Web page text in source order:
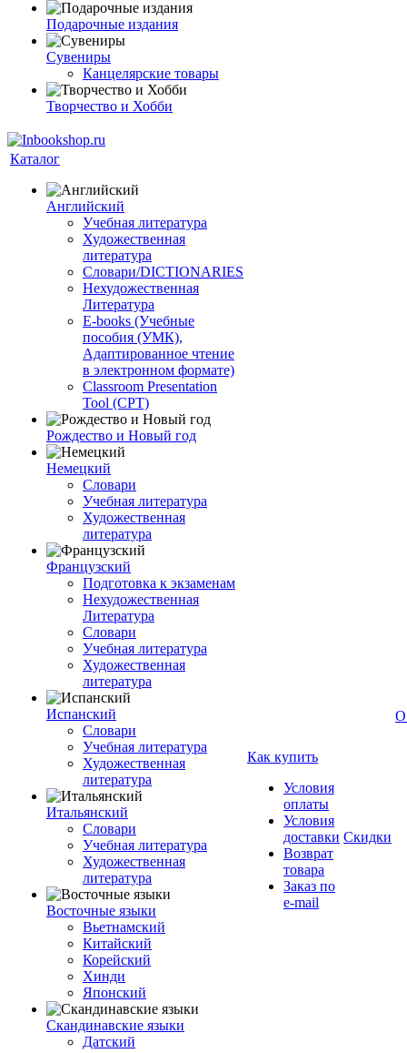
Подарочные издания
Сувениры
Канцелярские товары
Творчество и Хобби
Каталог
Английский
Учебная литература
Художественная
литература
Словари/DICTIONARIES
Нехудожественная
Литература
E-books (Учебные
пособия (УМК),
Адаптированное чтение
в электронном формате)
Classroom Presentation
Tool (CPT)
Рождество и Новый год
Немецкий
Словари
Учебная литература
Художественная
литература
Французский
Подготовка к экзаменам
Нехудожественная
Литература
Словари
Учебная литература
Художественная
литература
Испанский
Словари
Учебная литература
Художественная
литература
Итальянский
Словари
Учебная литература
Художественная
литература
Восточные языки
Вьетнамский
Китайский
Корейский
Хинди
Японский
Скандинавские языки
Датский
Как купить
Условия
оплаты
Условия
доставки
Возврат
товара
Заказ по
e-mail
Скидки
О